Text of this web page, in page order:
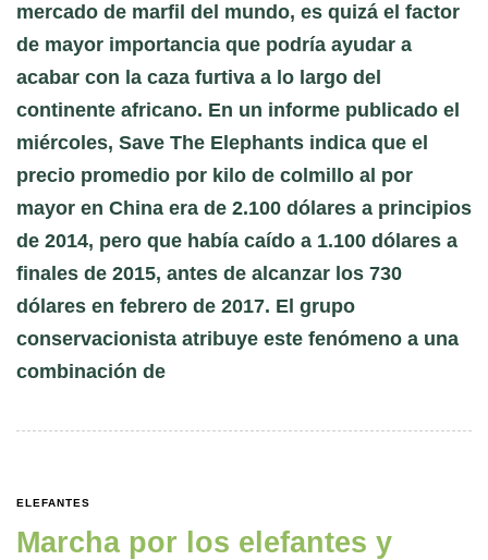
mercado de marfil del mundo, es quizá el factor
de mayor importancia que podría ayudar a
acabar con la caza furtiva a lo largo del
continente africano. En un informe publicado el
miércoles, Save The Elephants indica que el
precio promedio por kilo de colmillo al por
mayor en China era de 2.100 dólares a principios
de 2014, pero que había caído a 1.100 dólares a
finales de 2015, antes de alcanzar los 730
dólares en febrero de 2017. El grupo
conservacionista atribuye este fenómeno a una
combinación de
ELEFANTES
Marcha por los elefantes y